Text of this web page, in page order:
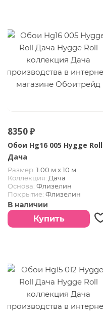
8350 ₽
Обои Hg16 005 Hygge Roll
Дача
Размер: 1.00 м х 10 м
Коллекция: Дача
Основа: Флизелин
Покрытие: Флизелин
В наличии
Купить